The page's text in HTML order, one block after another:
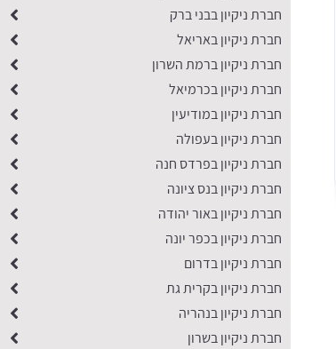
חברת ניקיון בבני ברק
חברת ניקיון באריאל
חברת ניקיון ברמת השרון
חברת ניקיון בכרמיאל
חברת ניקיון במודיעין
חברת ניקיון בעפולה
חברת ניקיון בפרדס חנה
חברת ניקיון בנס ציונה
חברת ניקיון באור יהודה
חברת ניקיון בכפר יונה
​חברת ניקיון בדרום
חברת ניקיון בקרית גת
חברת ניקיון בנהריה
חברת ניקיון בשרון